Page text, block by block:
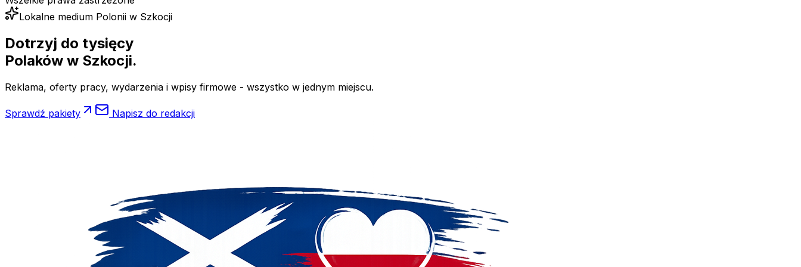
Lokalne medium Polonii w Szkocji
Dotrzyj do tysięcy
Polaków w Szkocji.
Reklama, oferty pracy, wydarzenia i wpisy firmowe - wszystko w jednym miejscu.
Sprawdź pakiety Napisz do redakcji